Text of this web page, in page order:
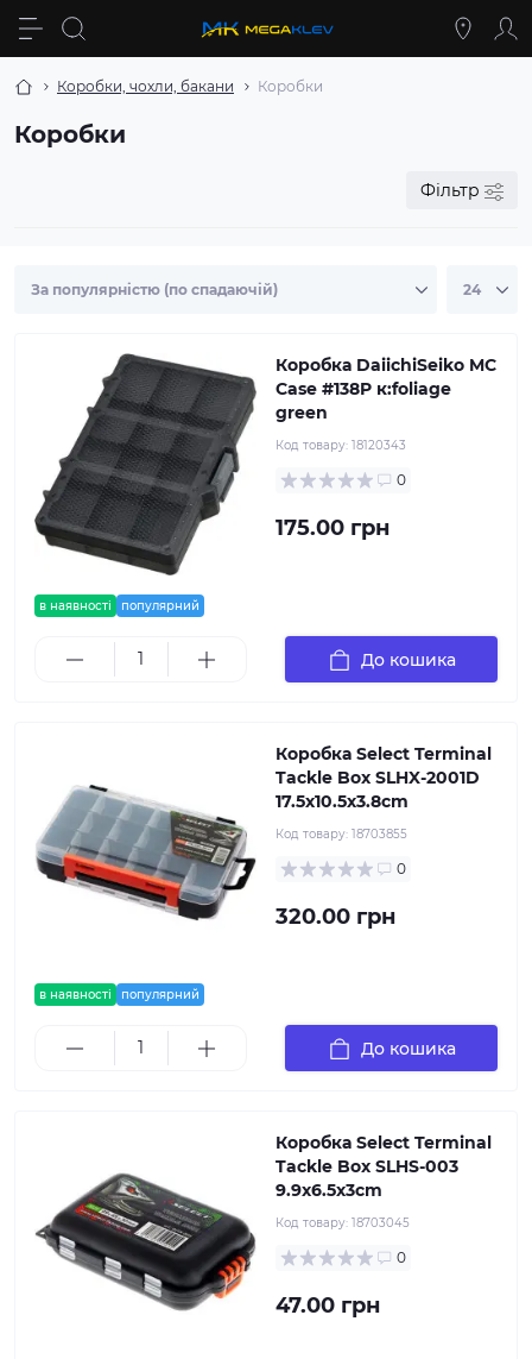
Коробки, чохли, бакани Коробки
Коробки
Фільтр
в наявності популярний
Коробка DaiichiSeiko MC
Case #138P к:foliage
green
Код товару: 18120343
0
175.00 грн
До кошика
в наявності популярний
Коробка Select Terminal
Tackle Box SLHX-2001D
17.5х10.5х3.8cm
Код товару: 18703855
0
320.00 грн
До кошика
Коробка Select Terminal
Tackle Box SLHS-003
9.9x6.5x3cm
Код товару: 18703045
0
47.00 грн